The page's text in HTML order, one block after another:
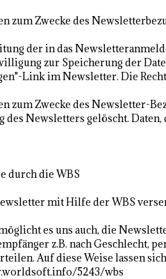
zum Zwecke des
der in das
zur Speicherung der
Link im Newsletter. Die
zum Zwecke des Newsletter-
des Newsletters gelöscht.
durch die WBS
mit Hilfe der WBS
es uns auch, die
z.B. nach Geschlecht,
Auf diese Weise lassen
5243/wbs